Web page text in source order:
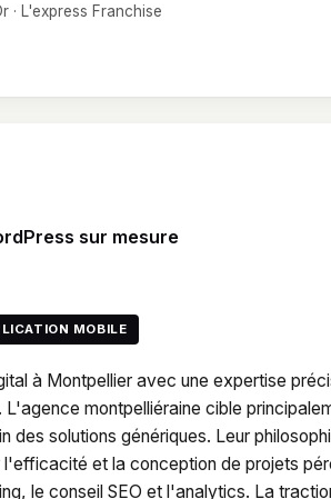
· L'express Franchise
sur mesure
MOBILE
à Montpellier avec une expertise
montpelliéraine cible
solutions génériques. Leur
et la conception de projets
le conseil SEO et l'analytics. La